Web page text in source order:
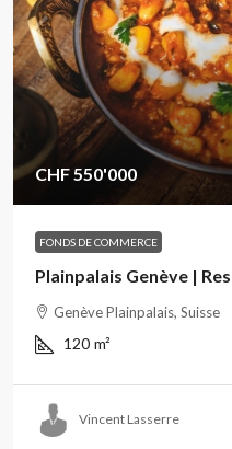
CHF 550'000
FONDS DE COMMERCE
Plainpalais Genève |
Genève Plainpalais, Suisse
120 m²
Vincent Lasserre